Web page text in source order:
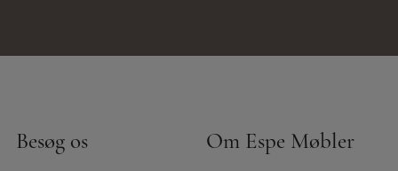
Besøg os Om Espe Møbler